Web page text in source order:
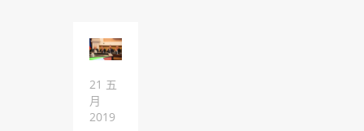
21 五
月
2019